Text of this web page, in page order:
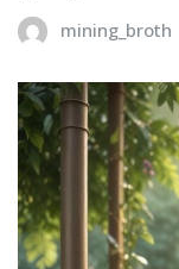
mining_broth